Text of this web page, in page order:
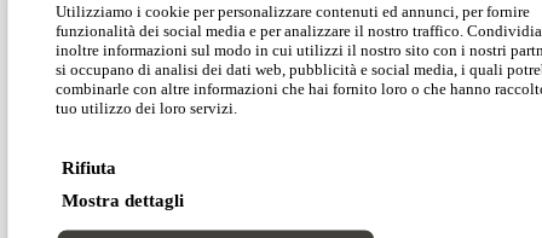
Utilizziamo i cookie per personalizzare contenuti ed annunci, per fornire
funzionalità dei social media e per analizzare il nostro traffico.
inoltre informazioni sul modo in cui utilizzi il nostro sito con i nostri
si occupano di analisi dei dati web, pubblicità e social media, i quali
combinarle con altre informazioni che hai fornito loro o che hanno
tuo utilizzo dei loro servizi.
Rifiuta
Mostra dettagli
Catalogues
Styles
You might also like